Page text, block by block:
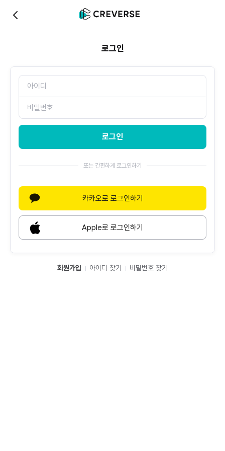
로그인
로그인
또는 간편하게 로그인하기
카카오로 로그인하기
Apple로 로그인하기
회원가입 아이디 찾기 비밀번호 찾기